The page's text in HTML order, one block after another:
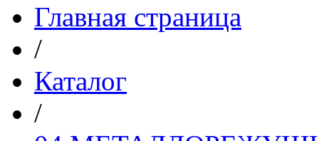
Главная страница
/
Каталог
/